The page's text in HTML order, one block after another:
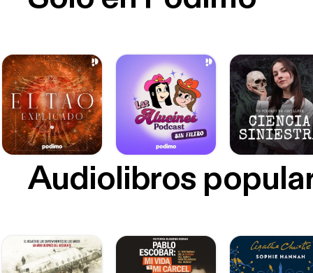
Audiolibros